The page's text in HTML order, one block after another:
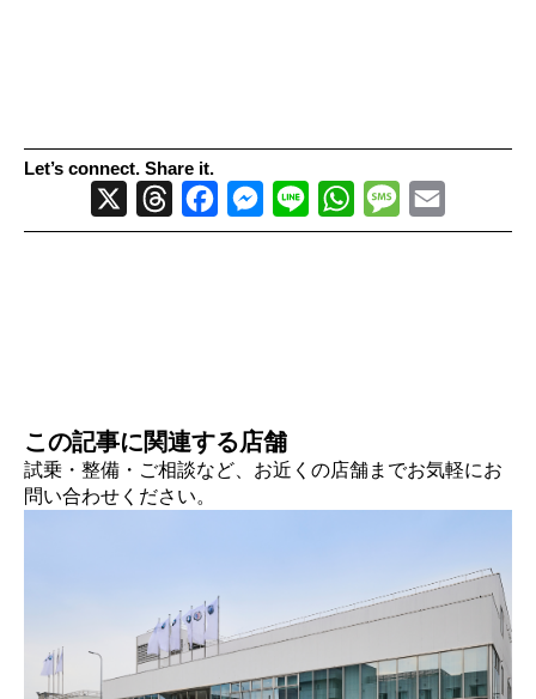
Let’s connect. Share it.
ThreadsFacebookMessenger
Line WhatsAppMessage
この記事に関連する店舗
試乗・整備・ご相談など、お近くの店舗までお気軽にお
問い合わせください。